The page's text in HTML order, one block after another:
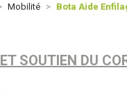
Mobilité Bota Aide
SOUTIEN DU